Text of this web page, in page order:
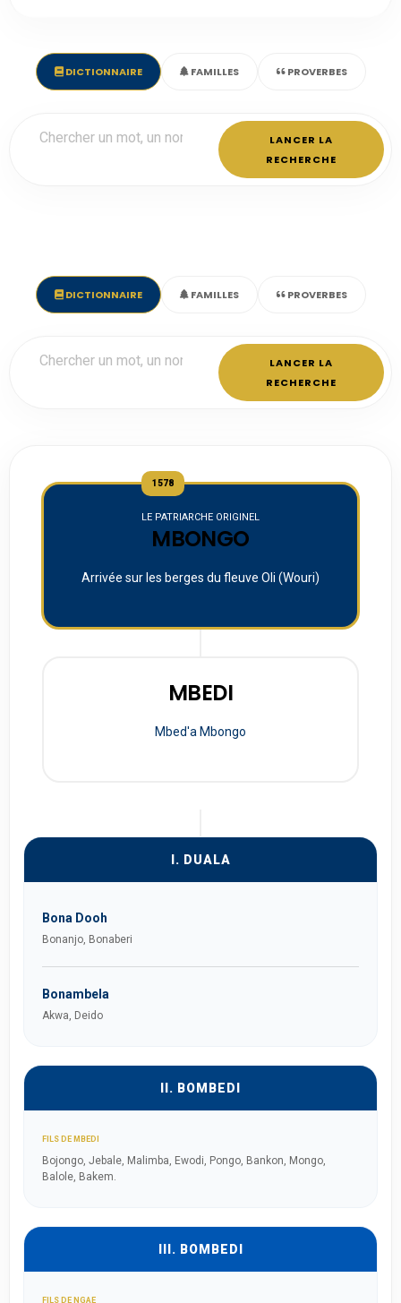
DICTIONNAIRE FAMILLES PROVERBES
LANCER LA
RECHERCHE
DICTIONNAIRE FAMILLES PROVERBES
LANCER LA
RECHERCHE
1578
LE PATRIARCHE ORIGINEL
MBONGO
Arrivée sur les berges du fleuve Oli (Wouri)
MBEDI
Mbed'a Mbongo
I. DUALA
Bona Dooh
Bonanjo, Bonaberi
Bonambela
Akwa, Deido
II. BOMBEDI
FILS DE MBEDI
Bojongo, Jebale, Malimba, Ewodi, Pongo, Bankon, Mongo,
Balole, Bakem.
III. BOMBEDI
FILS DE NGAE